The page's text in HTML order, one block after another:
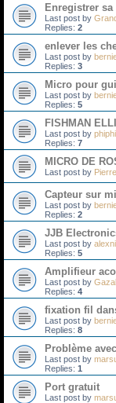
Enregistrer
Last post by
Replies: 2
enlever les
Last post by
Replies: 3
Micro pour
Last post by
Replies: 5
FISHMAN
Last post by phiphi
Replies: 7
MICRO DE
Last post by
Capteur sur
Last post by
Replies: 2
JJB
Last post by
Replies: 5
Amplifieur
Last post by
Replies: 4
fixation fil
Last post by
Replies: 8
Problème
Last post by
Replies: 1
Port gratuit
Last post by